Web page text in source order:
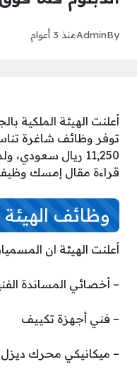
By
Adminمنذ 3 أعوام
أعلنت الهيئة الملكية
توفر وظائف شاغرة
11,250 ريال
قراءة مقال إمسك
وظائف الهيئة
أعلنت الهيئة ان
– أخصائي المساندة
– فني أجهزة تكييف
– ميكانيكي محرك ديزل